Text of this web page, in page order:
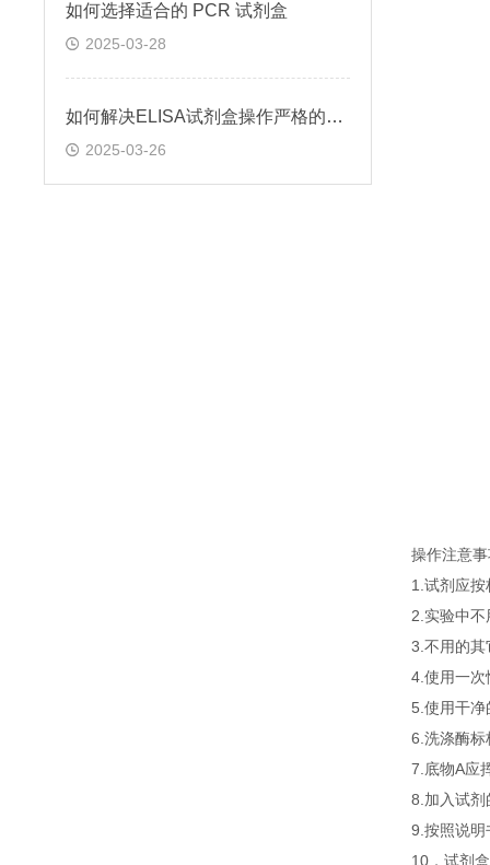
如何选择适合的 PCR 试剂盒
2025-03-28
如何解决ELISA试剂盒操作严格的问题
2025-03-26
操作注意
1.试剂应
2.实验中
3.不用的其
4.使用一次
5.使用干净
6.洗涤酶标
7.底物A应
8.加入试剂
9.按照说明
10．试剂